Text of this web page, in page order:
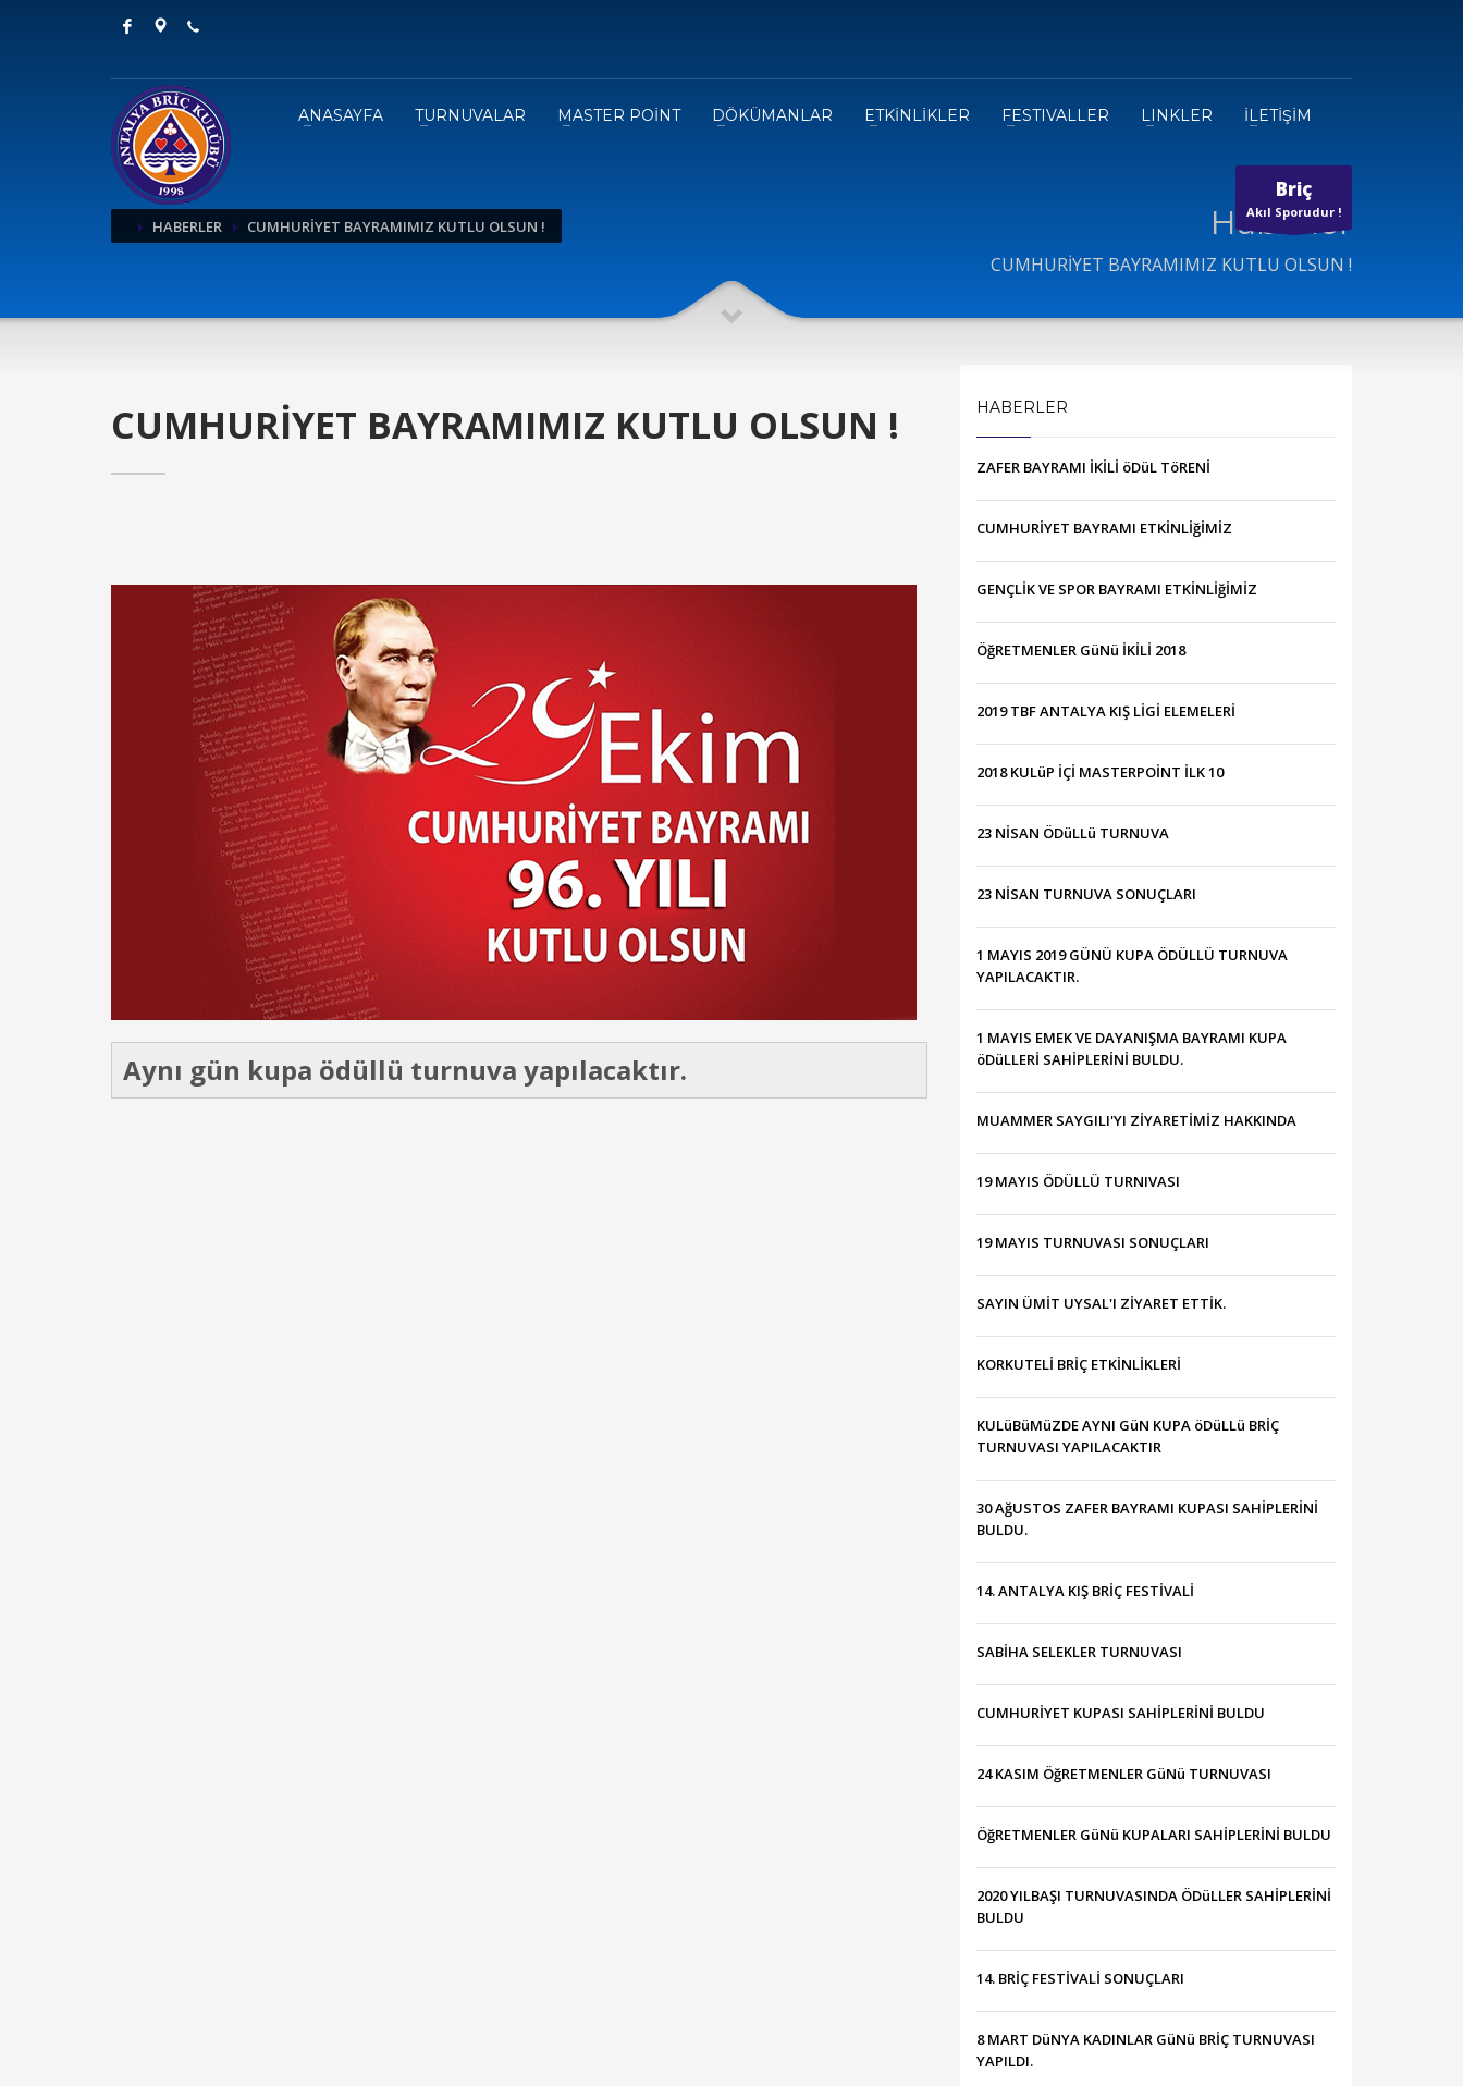
ANASAYFA TURNUVALAR MASTER POİNT DÖKÜMANLAR ETKİNLİKLER FESTIVALLER LINKLER İLETİŞİM
Briç
Akıl Sporudur !
HABERLER CUMHURİYET BAYRAMIMIZ KUTLU OLSUN ! Haberler
CUMHURİYET BAYRAMIMIZ KUTLU OLSUN !
CUMHURİYET BAYRAMIMIZ KUTLU OLSUN !
Aynı gün kupa ödüllü turnuva yapılacaktır.
HABERLER
ZAFER BAYRAMI İKİLİ öDüL TöRENİ
CUMHURİYET BAYRAMI ETKİNLİğİMİZ
GENÇLİK VE SPOR BAYRAMI ETKİNLİğİMİZ
ÖğRETMENLER GüNü İKİLİ 2018
2019 TBF ANTALYA KIŞ LİGİ ELEMELERİ
2018 KULüP İÇİ MASTERPOİNT İLK 10
23 NİSAN ÖDüLLü TURNUVA
23 NİSAN TURNUVA SONUÇLARI
1 MAYIS 2019 GÜNÜ KUPA ÖDÜLLÜ TURNUVA
YAPILACAKTIR.
1 MAYIS EMEK VE DAYANIŞMA BAYRAMI KUPA
öDüLLERİ SAHİPLERİNİ BULDU.
MUAMMER SAYGILI'YI ZİYARETİMİZ HAKKINDA
19 MAYIS ÖDÜLLÜ TURNIVASI
19 MAYIS TURNUVASI SONUÇLARI
SAYIN ÜMİT UYSAL'I ZİYARET ETTİK.
KORKUTELİ BRİÇ ETKİNLİKLERİ
KULüBüMüZDE AYNI GüN KUPA öDüLLü BRİÇ
TURNUVASI YAPILACAKTIR
30 AğUSTOS ZAFER BAYRAMI KUPASI SAHİPLERİNİ
BULDU.
14. ANTALYA KIŞ BRİÇ FESTİVALİ
SABİHA SELEKLER TURNUVASI
CUMHURİYET KUPASI SAHİPLERİNİ BULDU
24 KASIM ÖğRETMENLER GüNü TURNUVASI
ÖğRETMENLER GüNü KUPALARI SAHİPLERİNİ BULDU
2020 YILBAŞI TURNUVASINDA ÖDüLLER SAHİPLERİNİ
BULDU
14. BRİÇ FESTİVALİ SONUÇLARI
8 MART DüNYA KADINLAR GüNü BRİÇ TURNUVASI
YAPILDI.